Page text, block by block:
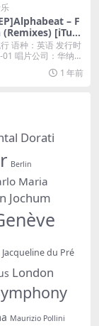
– F
[iTun
语种：英语 发行时
唱片公司：华纳P
1 年前
Dorati
Berlin
Maria
Jochum
Jacqueline du Pré
London
Maurizio Pollini